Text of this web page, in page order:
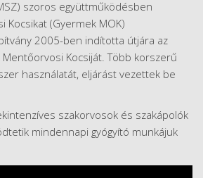
szoros együttműködésben
Kocsikat (Gyermek MOK)
2005-ben indította útjára az
Kocsiját. Több korszerű
használatát, eljárást vezettek be
szakorvosok és szakápolók
mindennapi gyógyító munkájuk